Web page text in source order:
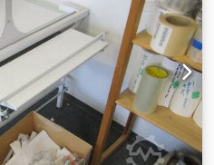
de 1,5 anos